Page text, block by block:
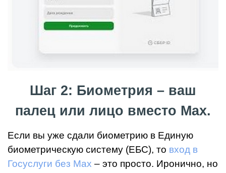
Шаг 2: Биометрия – ваш
палец или лицо вместо Max.
Если вы уже сдали биометрию в Единую
биометрическую систему (ЕБС), то вход в
Госуслуги без Max – это просто. Иронично, но